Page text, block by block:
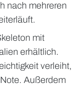
nach mehreren
mit
erhältlich.
verleiht,
Außerdem